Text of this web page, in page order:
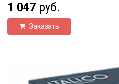
1 047 руб.
Заказать